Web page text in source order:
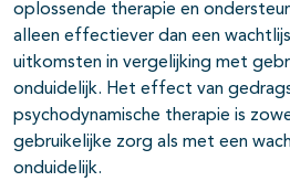
oplossende therapie en
alleen effectiever dan een
uitkomsten in vergelijking met
onduidelijk. Het effect van
psychodynamische therapie is
gebruikelijke zorg als met een
onduidelijk.